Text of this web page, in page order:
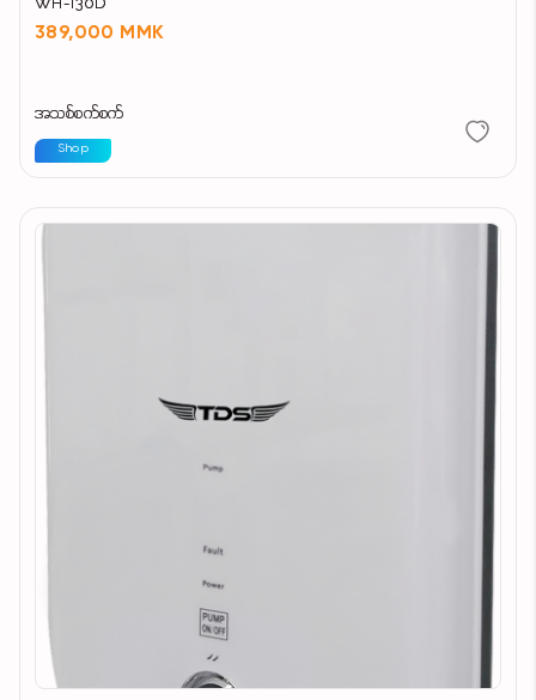
WH-I30D
389,000 MMK
အသစ်စက်စက်
Shop